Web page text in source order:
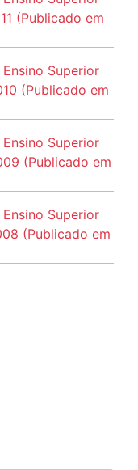
(Publicado em
Superior
(Publicado em
Superior
(Publicado em
Superior
(Publicado em